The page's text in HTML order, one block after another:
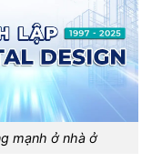
mạnh ở nhà ở